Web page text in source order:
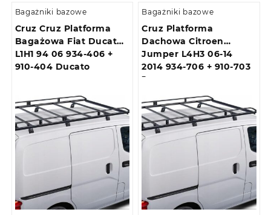
Bagażniki bazowe
Cruz Cruz Platforma
Bagażowa Fiat Ducato
L1H1 94 06 934-406 +
910-404 Ducato
Bagażniki bazowe
Cruz Platforma
Dachowa Citroen
Jumper L4H3 06-14
2014 934-706 + 910-703
Jumper